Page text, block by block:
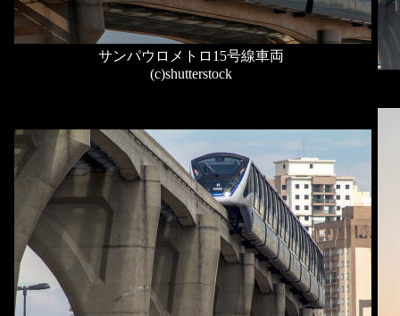
サンパウロメトロ15号線車両
(c)shutterstock